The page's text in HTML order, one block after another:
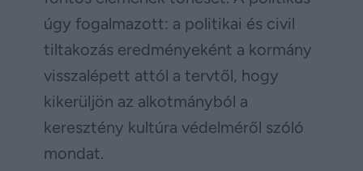
úgy fogalmazott: a politikai és civil
tiltakozás eredményeként a kormány
visszalépett attól a tervtől, hogy
kikerüljön az alkotmányból a
keresztény kultúra védelméről szóló
mondat.